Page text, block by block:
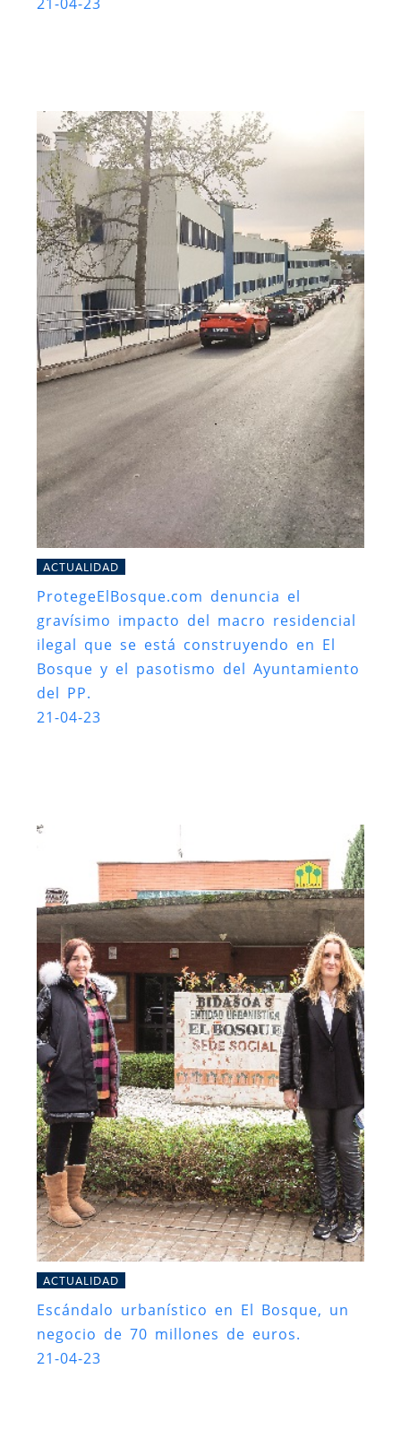
ACTUALIDAD
ProtegeElBosque.com denuncia el
gravísimo impacto del macro residencial
ilegal que se está construyendo en El
Bosque y el pasotismo del Ayuntamiento
del PP.
21-04-23
ACTUALIDAD
Escándalo urbanístico en El Bosque, un
negocio de 70 millones de euros.
21-04-23